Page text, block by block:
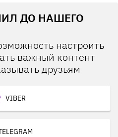
ДО НАШЕГО
настроить
важный контент
друзьям
VIBER